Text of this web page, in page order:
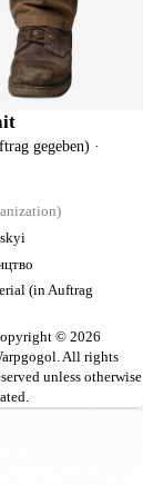
gegeben) ·
(in Auftrag
© 2026
All rights
unless otherwise